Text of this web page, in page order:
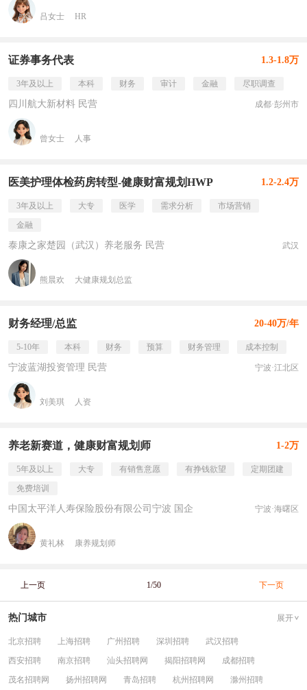
吕女士 HR
证券事务代表 1.3-1.8万
3年及以上 本科 财务 审计 金融 尽职调查
四川航大新材料 民营 成都·彭州市
曾女士 人事
医美护理体检药房转型-健康财富规划HWP 1.2-2.4万
3年及以上 大专 医学 需求分析
市场营销
金融
泰康之家楚园（武汉）养老服务 民营 武汉
熊晨欢 大健康规划总监
财务经理/总监 20-40万/年
5-10年 本科 财务 预算 财务管理 成本控制
宁波蓝湖投资管理 民营 宁波·江北区
刘美琪 人资
养老新赛道，健康财富规划师 1-2万
5年及以上 大专 有销售意愿 有挣钱欲望
定期团建
免费培训
中国太平洋人寿保险股份有限公司宁波 国企 宁波·海曙区
黄礼林 康养规划师
上一页 1/50 下一页
热门城市 展开
北京招聘 上海招聘 广州招聘 深圳招聘
武汉招聘
西安招聘
南京招聘 汕头招聘网 揭阳招聘网
成都招聘
茂名招聘网
扬州招聘网 青岛招聘 杭州招聘网 滁州招聘